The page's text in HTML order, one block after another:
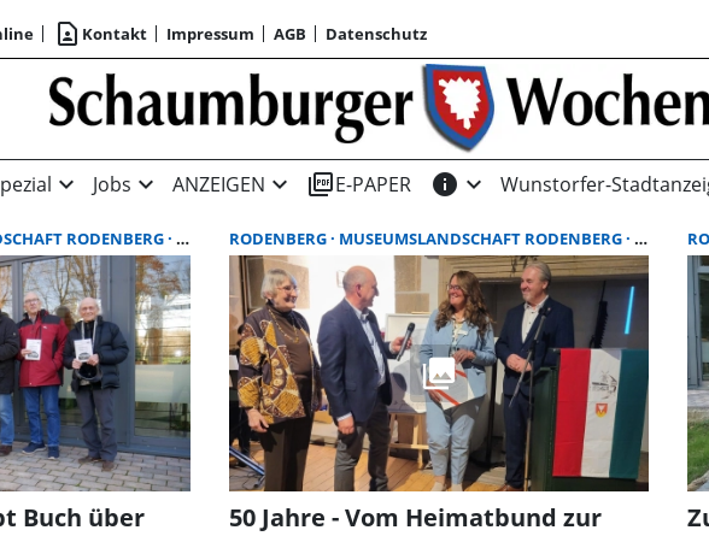
contact_page Kontakt Impressum AGB Datenschutz
expand_more Jobs expand_more ANZEIGEN expand_more picture_as_pdfE-PAPER info expand_more Wunstorfer-
RODENBERG BUCH
Buch über
RODENBERG MUSEUMSLANDSCHAFT RODENBERG
50 Jahre - Vom Heimatbund zur